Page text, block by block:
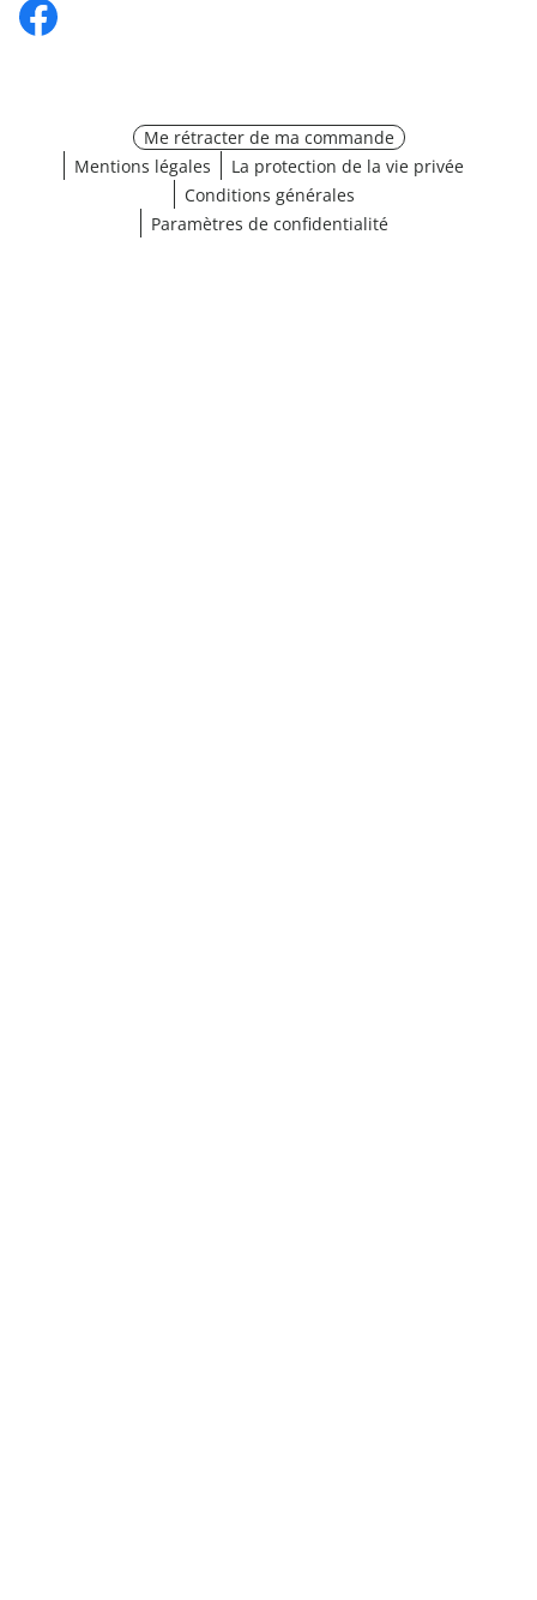
Me rétracter de ma commande
Mentions légales
La protection de la vie privée
Conditions générales
Paramètres de confidentialité